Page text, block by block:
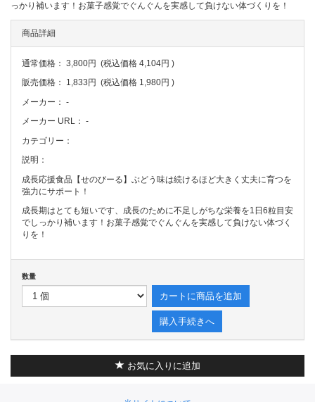
っかり補います！お菓子感覚でぐんぐんを実感して負けない体づくりを！
商品詳細
通常価格： 3,800円 (税込価格 4,104円 )
販売価格：
1,833円 (税込価格 1,980円 )
メーカー： -
メーカー URL： -
カテゴリー：
説明：
成長応援食品【せのびーる】ぶどう味は続けるほど大きく丈夫に育つを
強力にサポート！
成長期はとても短いです、成長のために不足しがちな栄養を1日6粒目安
でしっかり補います！お菓子感覚でぐんぐんを実感して負けない体づく
りを！
数量
カートに商品を追加
購入手続きへ
お気に入りに追加